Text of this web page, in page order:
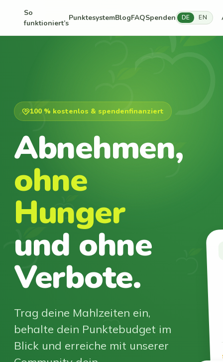
So
funktioniert’s
PunktesystemBlogFAQSpenden DE EN
100 % kostenlos & spendenfinanziert
Abnehmen,
ohne
Hunger
und ohne
Verbote.
Trag deine Mahlzeiten ein,
behalte dein Punktebudget im
Blick und erreiche mit unserer